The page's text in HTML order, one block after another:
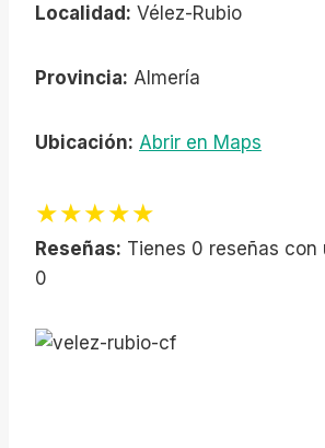
Localidad: Vélez-Rubio
Provincia: Almería
Ubicación: Abrir en Maps
★★★★★
Reseñas: Tienes 0 reseñas con
0